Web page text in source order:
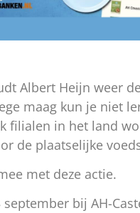
Albert Heijn weer
maag kun je niet
filialen in het land
de plaatselijke
met deze actie.
september bij AH-